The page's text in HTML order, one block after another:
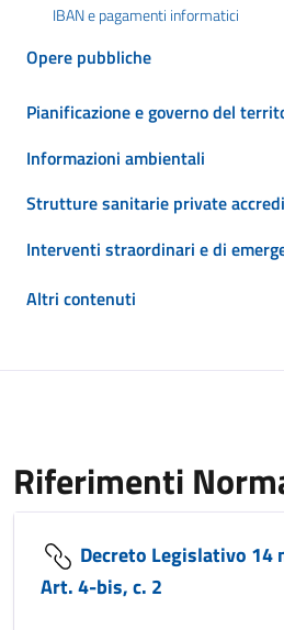
IBAN e pagamenti informatici
Opere pubbliche
Pianificazione e governo del
Informazioni ambientali
Strutture sanitarie private
Interventi straordinari e di
Altri contenuti
Riferimenti
Decreto Legislativo 14
Art. 4-bis, c. 2